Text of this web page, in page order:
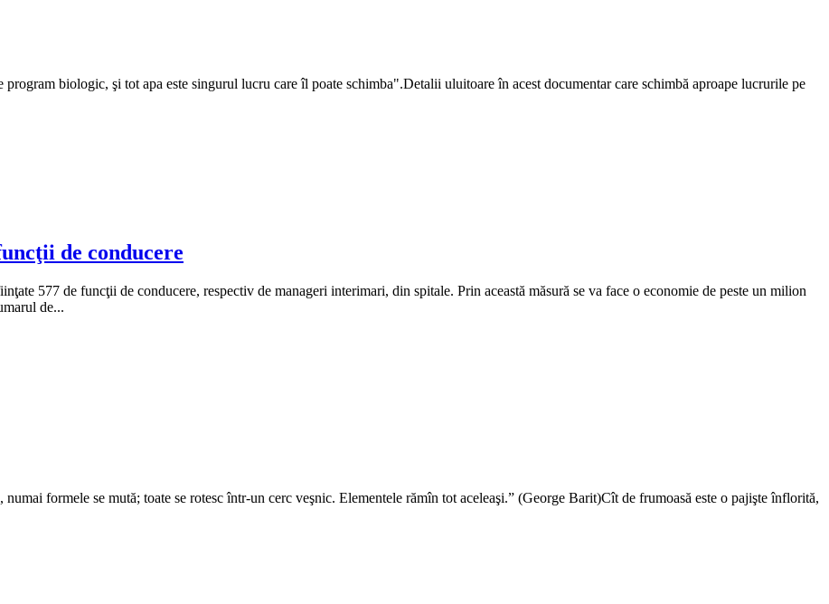
biologic, şi tot apa este singurul lucru care îl poate schimba".Detalii uluitoare în acest documentar care schimbă aproape lucrurile pe
de conducere
577 de funcţii de conducere, respectiv de manageri interimari, din spitale. Prin această măsură se va face o economie de peste un milion
de...
formele se mută; toate se rotesc într-un cerc veşnic. Elementele rămîn tot aceleaşi.” (George Barit)Cît de frumoasă este o pajişte înflorită,